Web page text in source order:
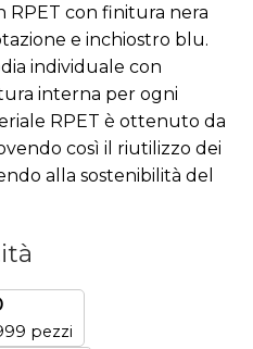
RPET con finitura nera
e inchiostro blu.
individuale con
interna per ogni
RPET è ottenuto da
così il riutilizzo dei
alla sostenibilità del
pezzi